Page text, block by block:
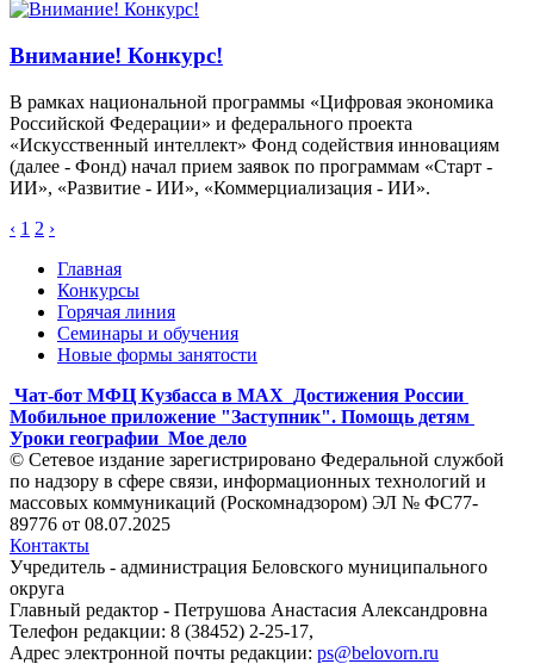
Внимание! Конкурс!
В рамках национальной программы «Цифровая экономика
Российской Федерации» и федерального проекта
«Искусственный интеллект» Фонд содействия инновациям
(далее - Фонд) начал прием заявок по программам «Старт -
ИИ», «Развитие - ИИ», «Коммерциализация - ИИ».
‹ 1 2 ›
Главная
Конкурсы
Горячая линия
Семинары и обучения
Новые формы занятости
Чат-бот МФЦ Кузбасса в MAX
Достижения России
Мобильное приложение "Заступник". Помощь детям
Уроки географии Мое дело
© Сетевое издание зарегистрировано Федеральной службой
по надзору в сфере связи, информационных технологий и
массовых коммуникаций (Роскомнадзором) ЭЛ № ФС77-
89776 от 08.07.2025
Контакты
Учредитель - администрация Беловского муниципального
округа
Главный редактор - Петрушова Анастасия Александровна
Телефон редакции: 8 (38452) 2-25-17,
Адрес электронной почты редакции: ps@belovorn.ru